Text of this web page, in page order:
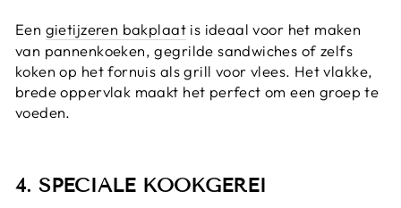
Een gietijzeren bakplaatis ideaal voor het maken
van pannenkoeken, gegrilde sandwiches of zelfs
koken op het fornuis als grill voor vlees. Het vlakke,
brede oppervlak maakt het perfect om een groep te
voeden.
4. SPECIALE KOOKGEREI